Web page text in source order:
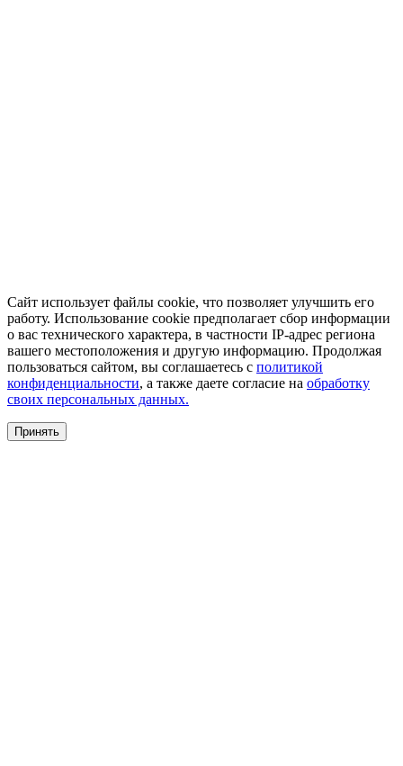
Сайт использует файлы cookie, что позволяет улучшить его
работу. Использование cookie предполагает сбор информации
о вас технического характера, в частности IP-адрес региона
вашего местоположения и другую информацию. Продолжая
пользоваться сайтом, вы соглашаетесь с политикой
конфиденциальности, а также даете согласие на обработку
своих персональных данных.
Принять